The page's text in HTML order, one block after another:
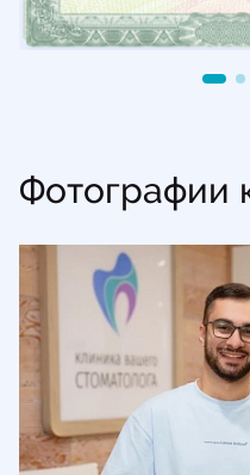
Фотографии